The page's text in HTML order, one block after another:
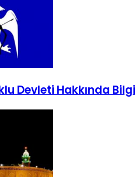
Devleti Hakkında Bilgi